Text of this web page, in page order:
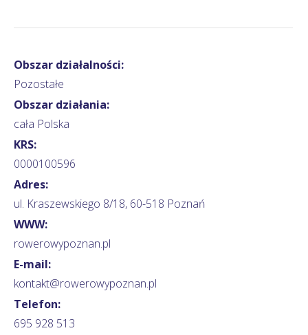
Obszar działalności:
Pozostałe
Obszar działania:
cała Polska
KRS:
0000100596
Adres:
ul. Kraszewskiego 8/18, 60-518 Poznań
WWW:
rowerowypoznan.pl
E-mail:
kontakt@rowerowypoznan.pl
Telefon:
695 928 513